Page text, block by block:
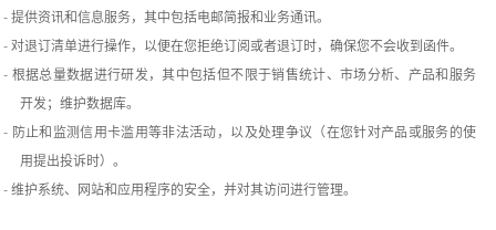
-提供资讯和信息服务，其中包括电邮简报和业务通讯。
-对退订清单进行操作，以便在您拒绝订阅或者退订时，确保您不会收到函件。
- 根据总量数据进行研发，其中包括但不限于销售统计、市场分析、产品和服务
开发；维护数据库。
- 防止和监测信用卡滥用等非法活动，以及处理争议（在您针对产品或服务的使
用提出投诉时）。
-维护系统、网站和应用程序的安全，并对其访问进行管理。